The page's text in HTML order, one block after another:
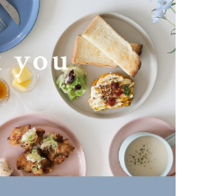
す。
ースします。